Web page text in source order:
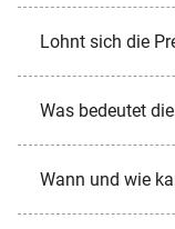
Lohnt sich die
Was bedeutet
Wann und wie